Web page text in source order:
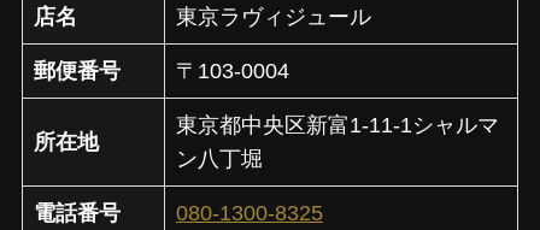
店名 東京ラヴィジュール
郵便番号 〒103-0004
所在地
東京都中央区新富1-11-1シャルマ
ン八丁堀
電話番号 080-1300-8325